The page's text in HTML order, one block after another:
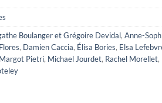
Boulanger et Grégoire Devidal, Anne-
, Damien Caccia, Élisa Bories, Elsa
Margot Pietri, Michael Jourdet, Rachel Morellet,